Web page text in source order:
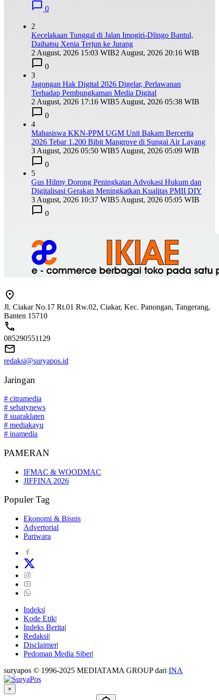
0
2
Kecelakaan Tunggal di Jalan Imogiri-Dlingo Bantul,
Daihatsu Xenia Terjun ke Jurang
2 August, 2026 15:03 WIB2 August, 2026 20:16 WIB
0
3
Jagongan Hak Digital 2026 Digelar, Perlawanan
Terhadap Pembungkaman Media Digital
2 August, 2026 17:16 WIB5 August, 2026 05:38 WIB
0
4
Mahasiswa KKN-PPM UGM Unit Bakam Bercerita
2026 Tebar 1.200 Bibit Mangrove di Sungai Air Layang
3 August, 2026 05:50 WIB5 August, 2026 05:09 WIB
0
5
Gus Hilmy Dorong Peningkatan Advokasi Hukum dan
Digitalisasi Gerakan Meningkatkan Kualitas PMII DIY
3 August, 2026 10:37 WIB5 August, 2026 05:05 WIB
0
Jl. Ciakar No.17 Rt.01 Rw.02, Ciakar, Kec. Panongan, Tangerang,
Banten 15710
085290551129
redaksi@suryapos.id
Jaringan
# citramedia
# sehatynews
# suaraklaten
# mediakayu
# inamedia
PAMERAN
IFMAC & WOODMAC
JIFFINA 2026
Populer Tag
Ekonomi & Bisnis
Advertorial
Pariwara
Indeks
Kode Etik
Indeks Berita
Redaksi
Disclaimer
Pedoman Media Siber
suryapos © 1996-2025 MEDIATAMA GROUP dari INA
×